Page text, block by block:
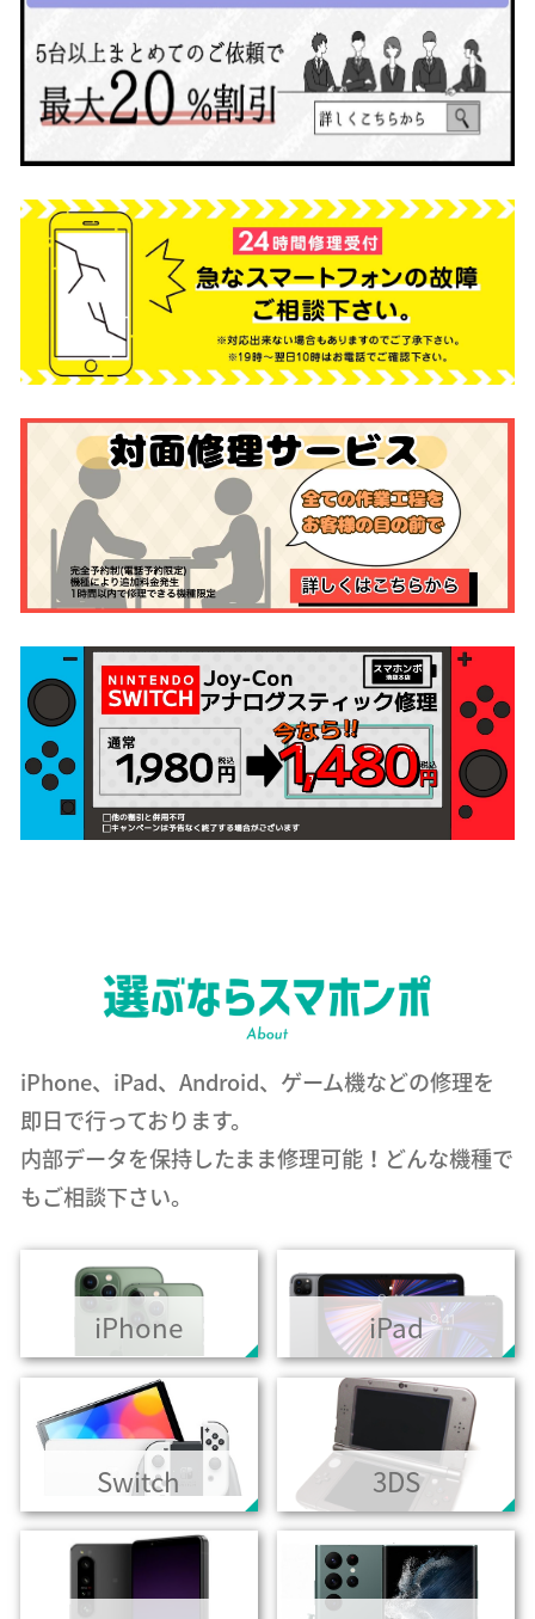
iPhone、iPad、Android、ゲーム機などの修理を
即日で行っております。
内部データを保持したまま修理可能！どんな機種で
もご相談下さい。
iPhone iPad
Switch 3DS